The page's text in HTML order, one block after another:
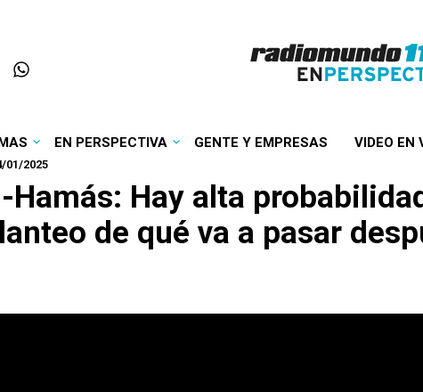
EN PERSPECTIVA GENTE Y EMPRESAS VIDEO EN
01/2025
Hamás: Hay alta
de qué va a pasar